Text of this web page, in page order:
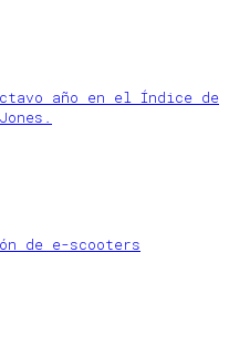
año en el Índice de
de e-scooters